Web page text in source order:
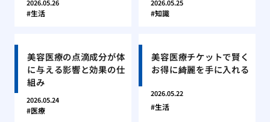
2026.05.26
生活
2026.05.25
知識
美容医療の点滴成分が体
に与える影響と効果の仕
組み
2026.05.24
医療
美容医療チケットで賢く
お得に綺麗を手に入れる
2026.05.22
生活